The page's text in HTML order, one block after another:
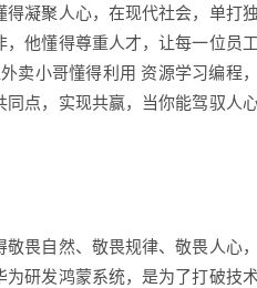
凝聚人心，在现代社会，单打独
他懂得尊重人才，让每一位员工
卖小哥懂得利用 资源学习编程，
点，实现共赢，当你能驾驭人
畏自然、敬畏规律、敬畏人心，
研发鸿蒙系统，是为了打破技